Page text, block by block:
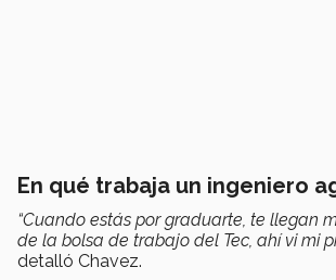
En qué trabaja un ingeniero
“Cuando estás por graduarte, te llegan
de la bolsa de trabajo del Tec, ahí vi mi
detalló Chavez.